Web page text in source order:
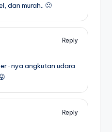
dan murah.. 🙂
Reply
nya angkutan udara
Reply